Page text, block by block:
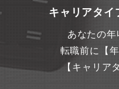
キャリアタイ
あなたの年
転職前に【
【キャリア